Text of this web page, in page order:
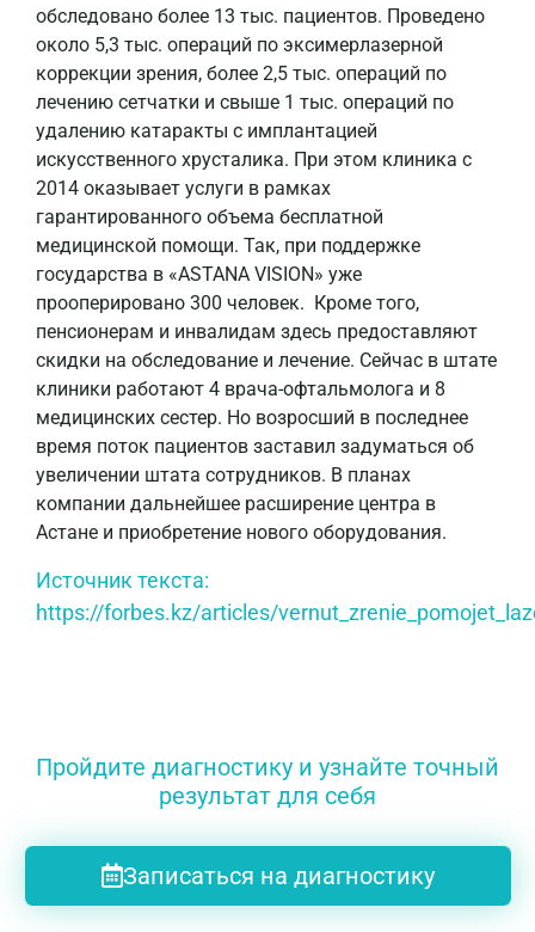
обследовано более 13 тыс. пациентов. Проведено
около 5,3 тыс. операций по эксимерлазерной
коррекции зрения, более 2,5 тыс. операций по
лечению сетчатки и свыше 1 тыс. операций по
удалению катаракты с имплантацией
искусственного хрусталика. При этом клиника с
2014 оказывает услуги в рамках
гарантированного объема бесплатной
медицинской помощи. Так, при поддержке
государства в «ASTANA VISION» уже
прооперировано 300 человек. Кроме того,
пенсионерам и инвалидам здесь предоставляют
скидки на обследование и лечение. Сейчас в штате
клиники работают 4 врача-офтальмолога и 8
медицинских сестер. Но возросший в последнее
время поток пациентов заставил задуматься об
увеличении штата сотрудников. В планах
компании дальнейшее расширение центра в
Астане и приобретение нового оборудования.
Источник текста:
https://forbes.kz/articles/
Пройдите диагностику и узнайте точный
результат для себя
Записаться на диагностику